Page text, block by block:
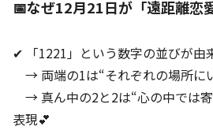
📅なぜ12月21日が「遠距離恋
✔ 「1221」という数字の並びが由
→ 両端の1は“それぞれの場所に
→ 真ん中の2と2は“心の中では
表現💕